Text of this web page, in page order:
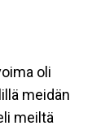
oli
meidän
meiltä